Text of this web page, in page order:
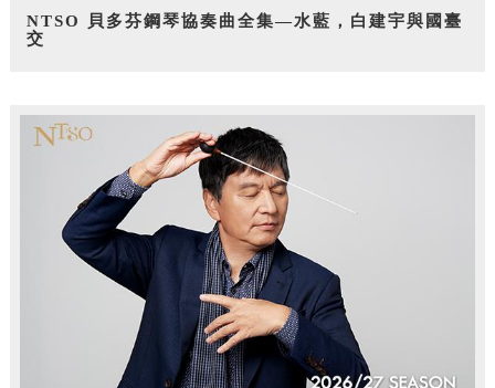
NTSO 貝多芬鋼琴協奏曲全集—水藍，白建宇與國臺
交